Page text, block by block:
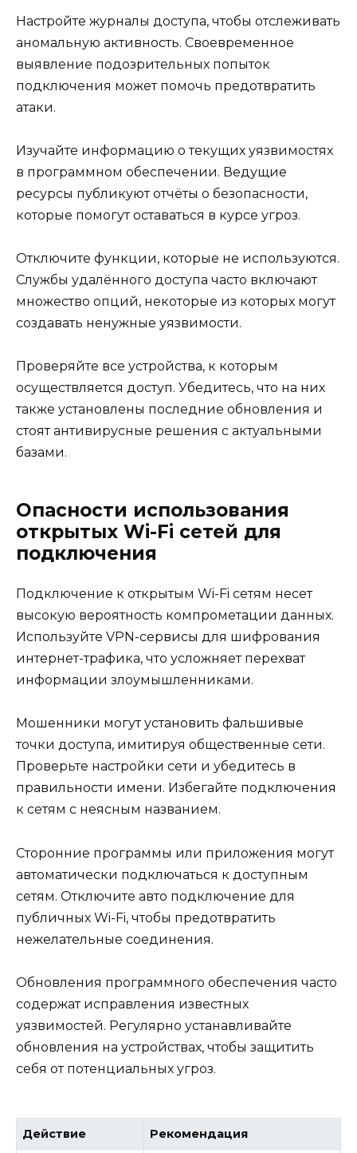
Настройте журналы доступа, чтобы отслеживать
аномальную активность. Своевременное
выявление подозрительных попыток
подключения может помочь предотвратить
атаки.
Изучайте информацию о текущих уязвимостях
в программном обеспечении. Ведущие
ресурсы публикуют отчёты о безопасности,
которые помогут оставаться в курсе угроз.
Отключите функции, которые не используются.
Службы удалённого доступа часто включают
множество опций, некоторые из которых могут
создавать ненужные уязвимости.
Проверяйте все устройства, к которым
осуществляется доступ. Убедитесь, что на них
также установлены последние обновления и
стоят антивирусные решения с актуальными
базами.
Опасности использования
открытых Wi-Fi сетей для
подключения
Подключение к открытым Wi-Fi сетям несет
высокую вероятность компрометации данных.
Используйте VPN-сервисы для шифрования
интернет-трафика, что усложняет перехват
информации злоумышленниками.
Мошенники могут установить фальшивые
точки доступа, имитируя общественные сети.
Проверьте настройки сети и убедитесь в
правильности имени. Избегайте подключения
к сетям с неясным названием.
Сторонние программы или приложения могут
автоматически подключаться к доступным
сетям. Отключите авто подключение для
публичных Wi-Fi, чтобы предотвратить
нежелательные соединения.
Обновления программного обеспечения часто
содержат исправления известных
уязвимостей. Регулярно устанавливайте
обновления на устройствах, чтобы защитить
себя от потенциальных угроз.
Действие Рекомендация